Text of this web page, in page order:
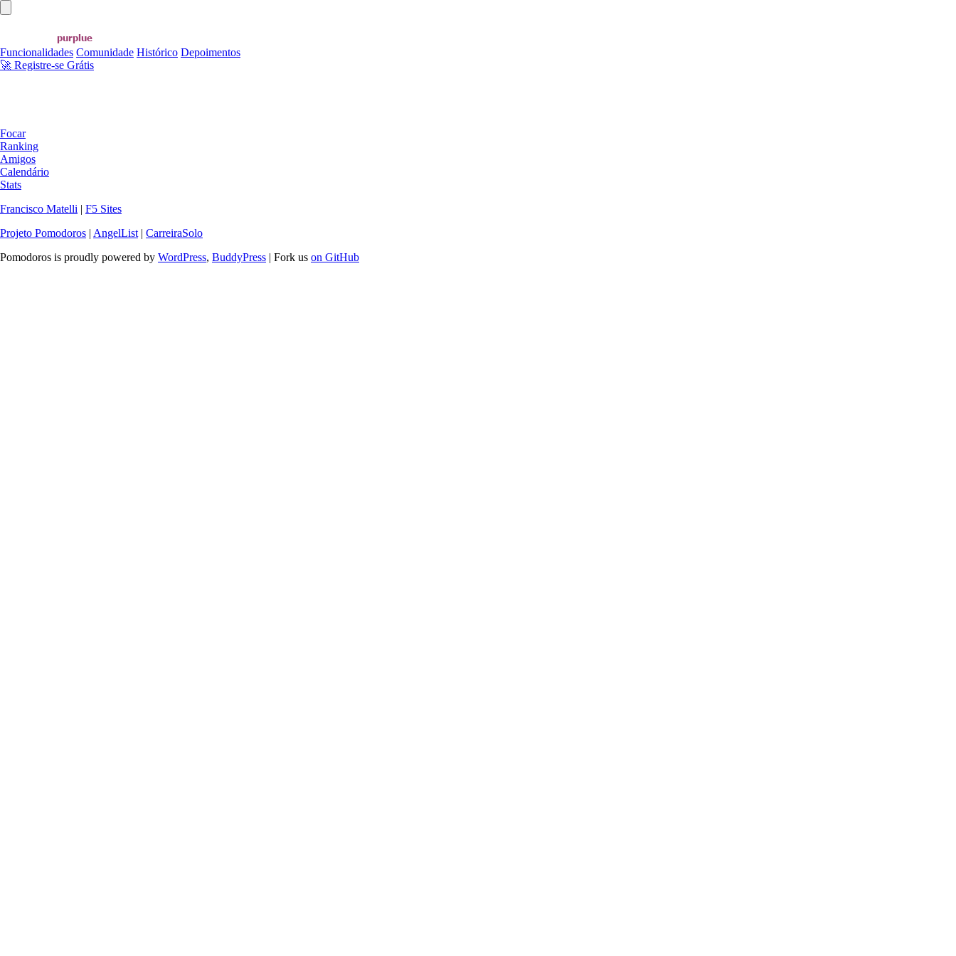
Funcionalidades Comunidade Histórico Depoimentos
🚀 Registre-se Grátis
Focar
Ranking
Amigos
Calendário
Stats
Francisco Matelli | F5 Sites
Projeto Pomodoros | AngelList | CarreiraSolo
Pomodoros is proudly powered by WordPress, BuddyPress | Fork us on GitHub